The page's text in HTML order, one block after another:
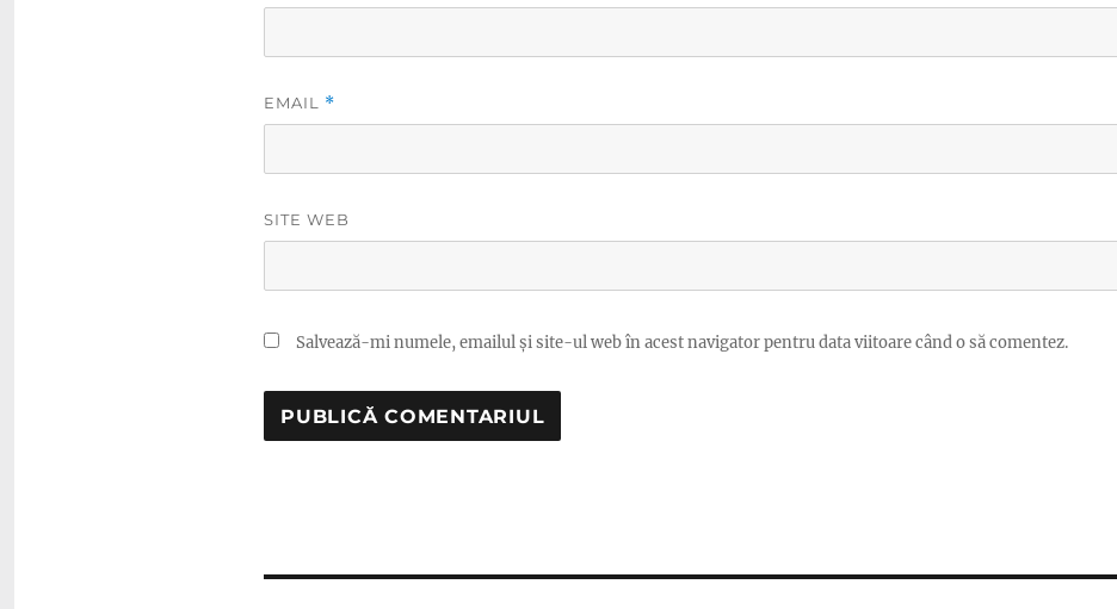
EMAIL *
SITE WEB
Salvează-mi numele, emailul și site-ul web în acest navigator pentru data viitoare când o să comentez.